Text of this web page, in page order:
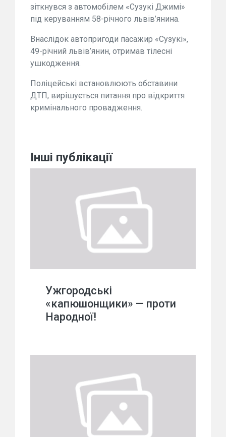
зіткнувся з автомобілем «Сузукі Джимі»
під керуванням 58-річного львів’янина.
Внаслідок автопригоди пасажир «Сузукі»,
49-річний львів’янин, отримав тілесні
ушкодження.
Поліцейські встановлюють обставини
ДТП, вирішується питання про відкриття
кримінального провадження.
Інші публікації
Ужгородські
«капюшонщики» — проти
Народної!